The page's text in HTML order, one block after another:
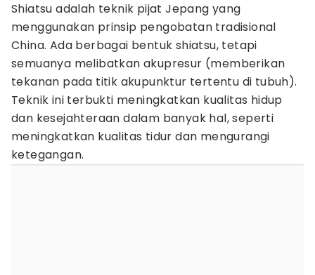
Shiatsu adalah teknik pijat Jepang yang
menggunakan prinsip pengobatan tradisional
China. Ada berbagai bentuk shiatsu, tetapi
semuanya melibatkan akupresur (memberikan
tekanan pada titik akupunktur tertentu di tubuh).
Teknik ini terbukti meningkatkan kualitas hidup
dan kesejahteraan dalam banyak hal, seperti
meningkatkan kualitas tidur dan mengurangi
ketegangan.